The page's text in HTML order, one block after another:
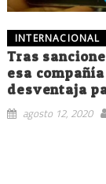
INTERNACIONAL
Tras
esa
desventaja
agosto 12, 2020